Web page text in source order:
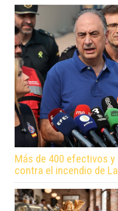
Más de 400 efectivos
contra el incendio de